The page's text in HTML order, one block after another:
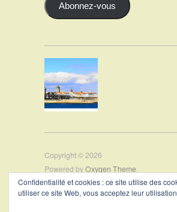
Abonnez-vous
Copyright © 2026
Powered byOxygen Theme.
PRÉSENTATION
Confidentialité et cookies : ce site utilise des
utiliser ce site Web, vous acceptez leur